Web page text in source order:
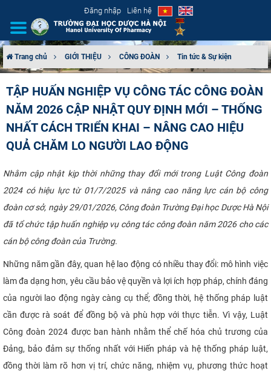
Đăng nhập Liên hệ
CƠ CẤU TỔ CHỨC
TUYỂN SINH
ĐÀO TẠO
ĐẢM BẢO CHẤT LƯỢNG
KHOA HỌC CÔNG NGHỆ
HTQT
CỰU NGƯỜI HỌC
Trang chủ GIỚI THIỆU CÔNG ĐOÀN Tin tức & Sự kiện
TẬP HUẤN NGHIỆP VỤ CÔNG TÁC CÔNG ĐOÀN
NĂM 2026 CẬP NHẬT QUY ĐỊNH MỚI – THỐNG
NHẤT CÁCH TRIỂN KHAI – NÂNG CAO HIỆU
QUẢ CHĂM LO NGƯỜI LAO ĐỘNG
Nhằm cập nhật kịp thời những thay đổi mới trong Luật Công đoàn
2024 có hiệu lực từ 01/7/2025 và nâng cao năng lực cán bộ công
đoàn cơ sở, ngày 29/01/2026, Công đoàn Trường Đại học Dược Hà Nội
đã tổ chức tập huấn nghiệp vụ công tác công đoàn năm 2026 cho các
cán bộ công đoàn của Trường.
Những năm gần đây, quan hệ lao động có nhiều thay đổi: mô hình việc
làm đa dạng hơn, yêu cầu bảo vệ quyền và lợi ích hợp pháp, chính đáng
của người lao động ngày càng cụ thể; đồng thời, hệ thống pháp luật
cần được rà soát để đồng bộ và phù hợp với thực tiễn. Vì vậy, Luật
Công đoàn 2024 được ban hành nhằm thể chế hóa chủ trương của
Đảng, bảo đảm sự thống nhất với Hiến pháp và hệ thống pháp luật,
đồng thời làm rõ hơn vị trí, chức năng, nhiệm vụ, phương thức hoạt